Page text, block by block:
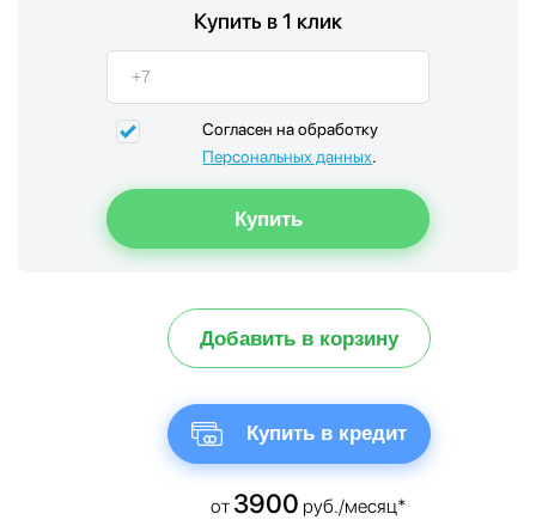
Купить в 1 клик
Согласен на обработку
Персональных данных.
Добавить в корзину
Купить в кредит
от 3900 руб./месяц*